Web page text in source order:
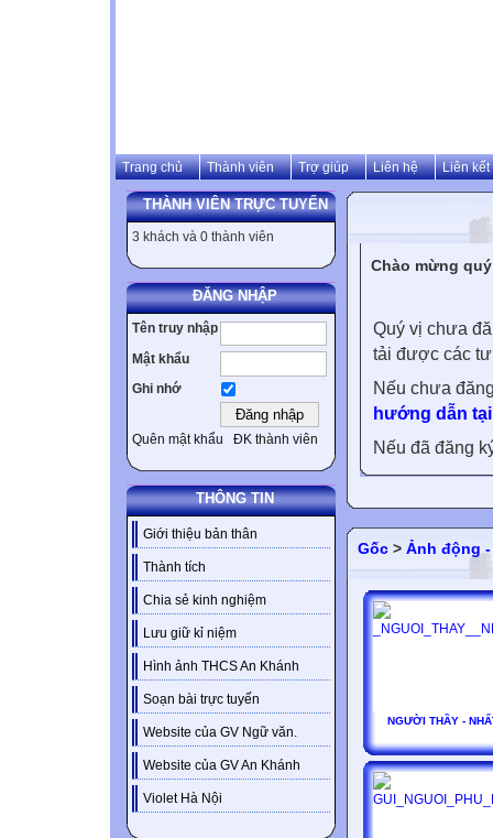
Trang chủ Thành viên Trợ giúp Liên hệ Liên kết
THÀNH VIÊN TRỰC TUYẾN
3 khách và 0 thành viên
ĐĂNG NHẬP
Tên truy nhập
Mật khẩu
Ghi nhớ
Quên mật khẩu ĐK thành viên
THÔNG TIN
Giới thiệu bản thân
Thành tích
Chia sẻ kinh nghiệm
Lưu giữ kỉ niệm
Hình ảnh THCS An Khánh
Soạn bài trực tuyến
Website của GV Ngữ văn.
Website của GV An Khánh
Violet Hà Nội
Chào mừng
Quý vị chưa
tải được các
Nếu chưa
hướng dẫn
Nếu đã đăng
Gốc > Ảnh động
NGƯỜI THẦY -